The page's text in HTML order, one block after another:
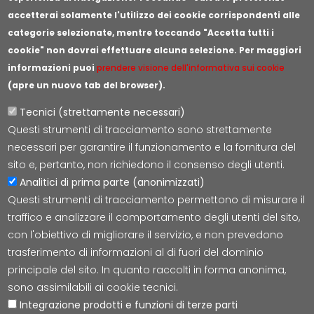
accetterai solamente l'utilizzo dei cookie corrispondenti alle
categorie selezionate, mentre toccando "Accetta tutti i
cookie" non dovrai effettuare alcuna selezione. Per maggiori
informazioni puoiprendere visione dell'informativa sui cookie
(apre un nuovo tab del browser).
Tecnici (strettamente necessari)
Questi strumenti di tracciamento sono strettamente
necessari per garantire il funzionamento e la fornitura del
sito e, pertanto, non richiedono il consenso degli utenti.
Analitici di prima parte (anonimizzati)
Questi strumenti di tracciamento permettono di misurare il
traffico e analizzare il comportamento degli utenti del sito,
con l'obiettivo di migliorare il servizio, e non prevedono
trasferimento di informazioni al di fuori del dominio
principale del sito. In quanto raccolti in forma anonima,
sono assimilabili ai cookie tecnici.
Integrazione prodotti e funzioni di terze parti
Lepida S.c.p.A.
Via della Liberazione 15, 40128 Bologna
PEC:
segreteria@pec.lepida.it
Capitale Sociale i.v. ad oggi € 69.881.000,00
P.IVA/CF 02770891204